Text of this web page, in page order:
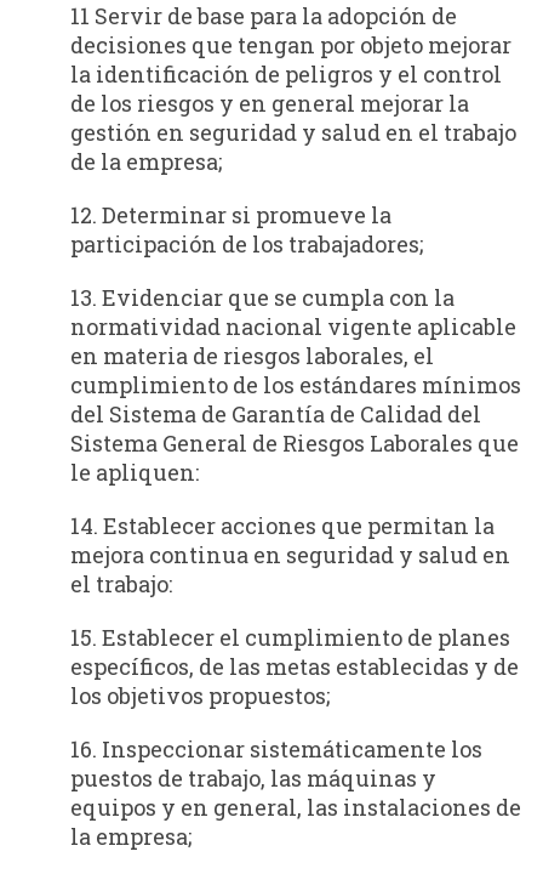
11 Servir de base para la adopción de
decisiones que tengan por objeto mejorar
la identificación de peligros y el control
de los riesgos y en general mejorar la
gestión en seguridad y salud en el trabajo
de la empresa;
12. Determinar si promueve la
participación de los trabajadores;
13. Evidenciar que se cumpla con la
normatividad nacional vigente aplicable
en mate­ria de riesgos laborales, el
cumplimiento de los estándares mínimos
del Sistema de Garan­tía de Calidad del
Sistema General de Riesgos Laborales que
le apliquen:
14. Establecer acciones que permitan la
mejora continua en seguridad y salud en
el trabajo:
15. Establecer el cumplimiento de planes
específicos, de las metas establecidas y de
los objetivos propuestos;
16. Inspeccionar sistemáticamente los
puestos de trabajo, las máquinas y
equipos y en general, las instalaciones de
la empresa;